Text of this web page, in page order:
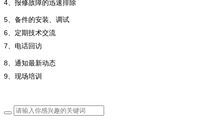
4 、报修故障的迅速排除
5 、备件的安装、调试
6 、定期技术交流
7 、电话回访
8 、通知最新动态
9 、现场培训